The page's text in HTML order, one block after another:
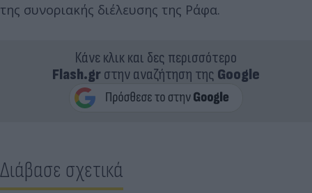
της συνοριακής διέλευσης της Ράφα.
Κάνε κλικ και δες περισσότερο
Flash.grστην αναζήτηση της Google
Διάβασε σχετικά